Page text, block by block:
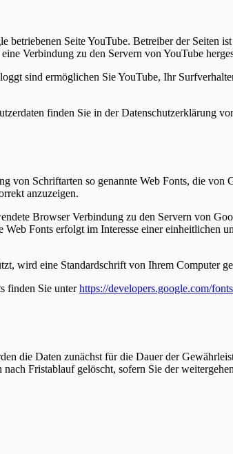
betriebenen Seite YouTube. Betreiber der
Verbindung zu den Servern von YouTube
sind ermöglichen Sie YouTube, Ihr
finden Sie in der Datenschutzerklärung
von Schriftarten so genannte Web Fonts, die
anzuzeigen.
Browser Verbindung zu den Servern von
Fonts erfolgt im Interesse einer einheitlichen
wird eine Standardschrift von Ihrem Computer
finden Sie unterhttps://developers.google.com/
die Daten zunächst für die Dauer der
Fristablauf gelöscht, sofern Sie der